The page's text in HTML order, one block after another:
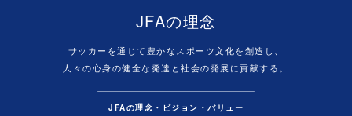
JFAの理念
サッカーを通じて豊かなスポーツ文化を創造し、
人々の心身の健全な発達と社会の発展に貢献する。
JFAの理念・ビジョン・バリュー